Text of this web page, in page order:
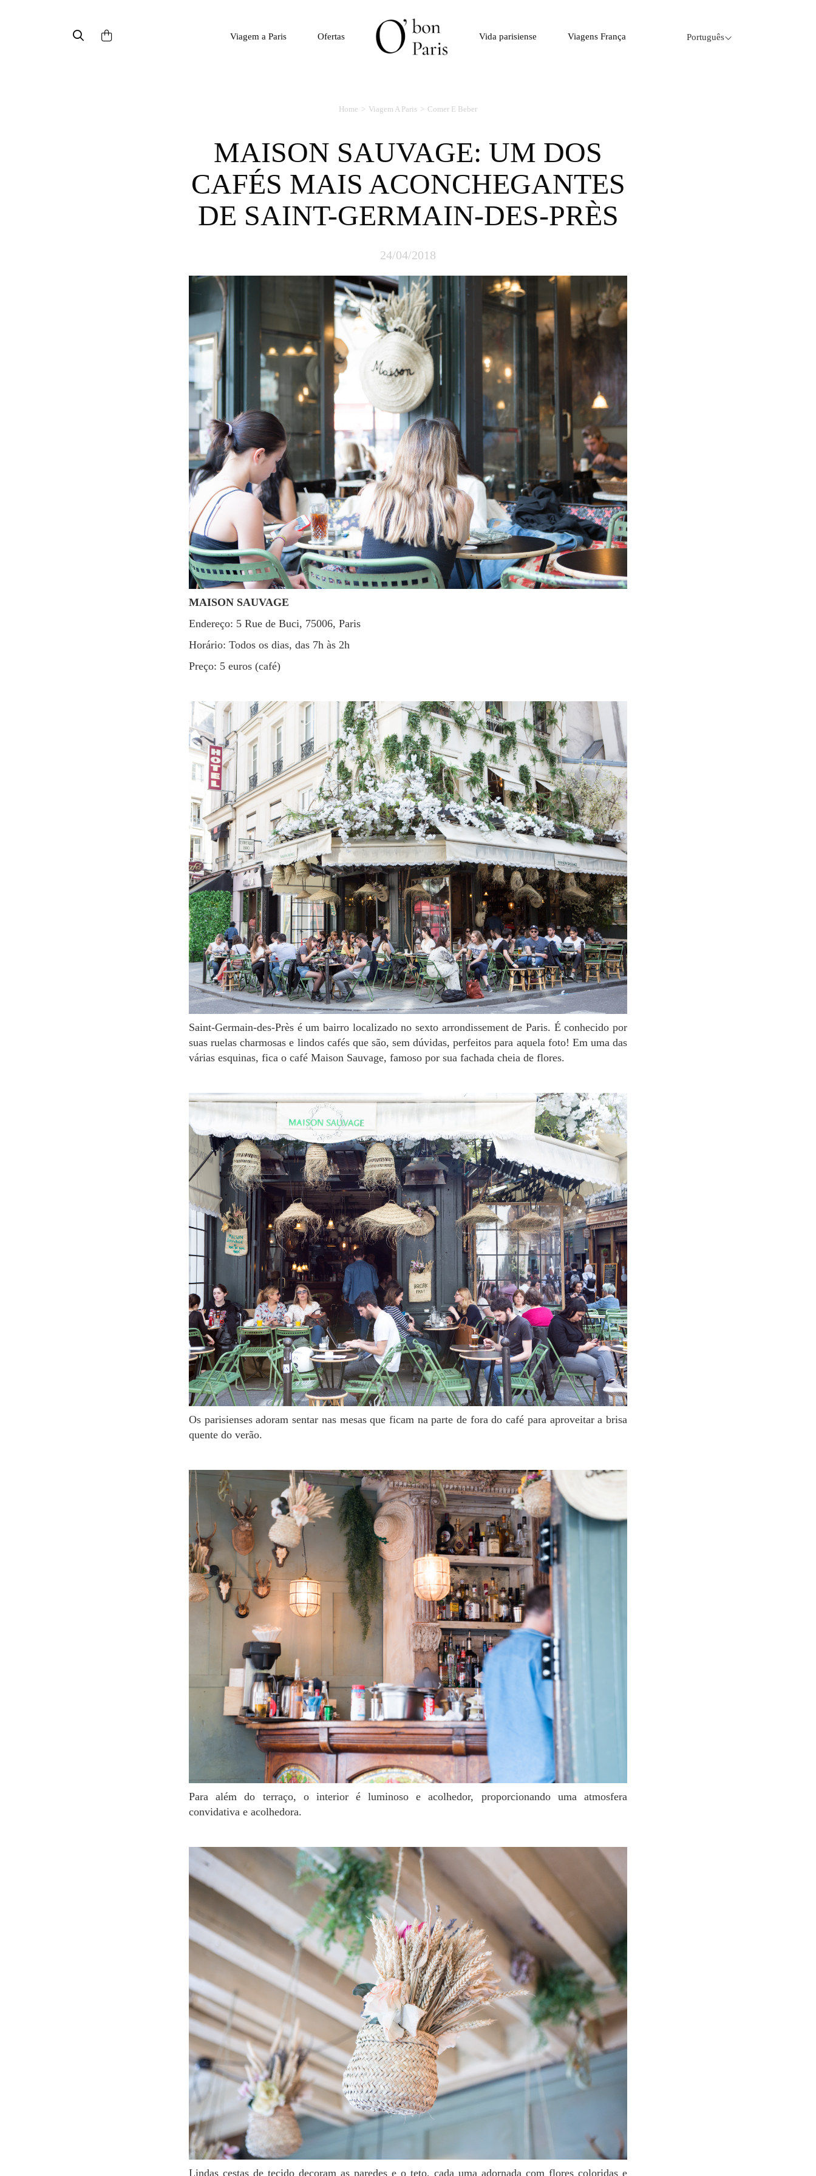
Viagem a Paris Ofertas Vida parisiense Viagens França Português
Home Viagem A Paris Comer E Beber
MAISON SAUVAGE: UM DOS
CAFÉS MAIS ACONCHEGANTES
DE SAINT-GERMAIN-DES-PRÈS
24/04/2018
MAISON SAUVAGE
Endereço: 5 Rue de Buci, 75006, Paris
Horário: Todos os dias, das 7h às 2h
Preço: 5 euros (café)
Saint-Germain-des-Près é um bairro localizado no sexto arrondissement de Paris. É conhecido por
suas ruelas charmosas e lindos cafés que são, sem dúvidas, perfeitos para aquela foto! Em uma das
várias esquinas, fica o café Maison Sauvage, famoso por sua fachada cheia de flores.
Os parisienses adoram sentar nas mesas que ficam na parte de fora do café para aproveitar a brisa
quente do verão.
Para além do terraço, o interior é luminoso e acolhedor, proporcionando uma atmosfera
convidativa e acolhedora.
Lindas cestas de tecido decoram as paredes e o teto, cada uma adornada com flores coloridas e